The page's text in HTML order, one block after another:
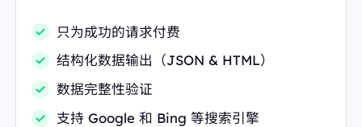
只为成功的请求付费
结构化数据输出（JSON & HTML）
数据完整性验证
支持 Google 和 Bing 等搜索引擎